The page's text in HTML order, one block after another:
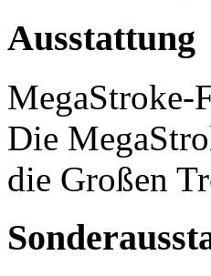
Ausstattung
MegaStroke-
Die
die Großen